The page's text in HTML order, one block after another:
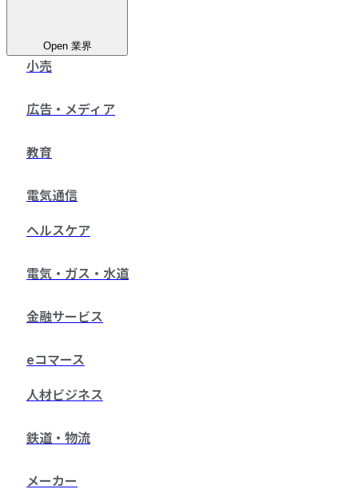
Open 業界
小売
広告・メディア
教育
電気通信
ヘルスケア
電気・ガス・水道
金融サービス
eコマース
人材ビジネス
鉄道・物流
メーカー